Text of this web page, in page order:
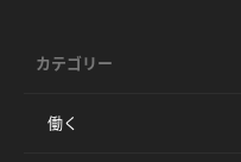
カテゴリー
働く